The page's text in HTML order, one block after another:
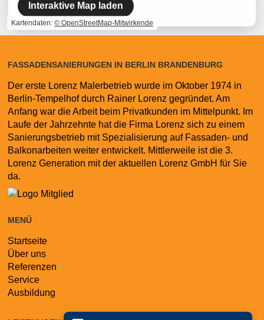
Interaktive Map laden
Kartendaten: © OpenStreetMap-Mitwirkende
FASSADENSANIERUNGEN IN BERLIN BRANDENBURG
Der erste Lorenz Malerbetrieb wurde im Oktober 1974 in
Berlin-Tempelhof durch Rainer Lorenz gegründet. Am
Anfang war die Arbeit beim Privatkunden im Mittelpunkt. Im
Laufe der Jahrzehnte hat die Firma Lorenz sich zu einem
Sanierungsbetrieb mit Spezialisierung auf Fassaden- und
Balkonarbeiten weiter entwickelt. Mittlerweile ist die 3.
Lorenz Generation mit der aktuellen Lorenz GmbH für Sie
da.
MENÜ
Navigation
überspringen
Startseite
Über uns
Referenzen
Service
Ausbildung